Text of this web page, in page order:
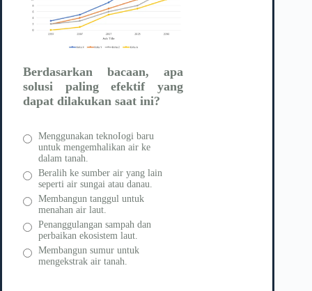
Berdasarkan bacaan, apa
solusi palingefektif yang
dapat dilakukan saat ini?
Menggunakan teknoIogi baru
untuk mengemhalikan air ke
dalam tanah.
Beralih ke sumber air yang lain
seperti air sungai atau danau.
Membangun tanggul untuk
menahan air laut.
Penanggulangan sampah dan
perbaikan ekosistem laut.
Membangun sumur untuk
mengekstrak air tanah.